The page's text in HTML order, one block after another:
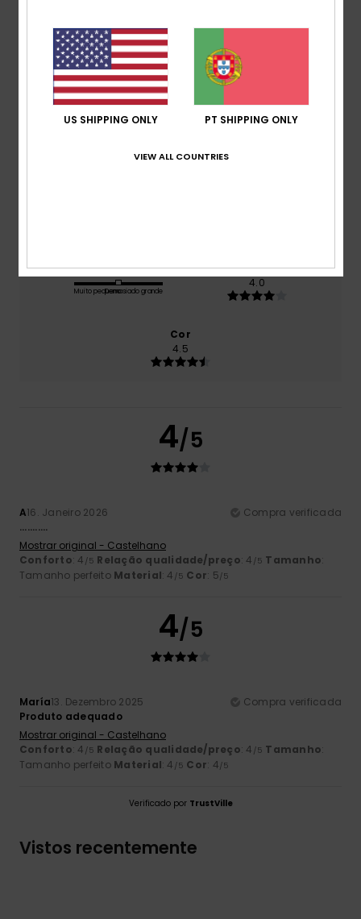
baseado em2 avaliações verificadas
Dezembro 2025
0% dos nossos clientes recomendam este produto
Tamanho
Muito pequenoDemasiado grande
Material
4.0
Cor
4.5
4/5
A16. Janeiro 2026
Compra verificada
...........
Mostrar original - Castelhano
Conforto: 4 /5 Relação qualidade/preço: 4 /5 Tamanho:
Tamanho perfeito Material: 4 /5 Cor: 5/5
4/5
María13. Dezembro 2025
Compra verificada
Produto adequado
Mostrar original - Castelhano
Conforto: 4 /5 Relação qualidade/preço: 4 /5 Tamanho:
Tamanho perfeito Material: 4 /5 Cor: 4/5
Verificado por TrustVille
Vistos recentemente
US SHIPPING ONLY PT SHIPPING ONLY
VIEW ALL COUNTRIES